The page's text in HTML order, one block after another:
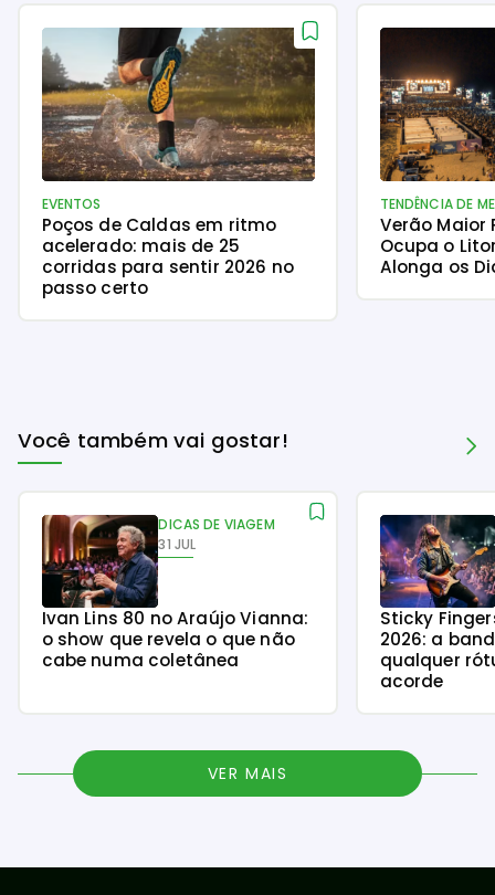
EVENTOS
Poços de Caldas em ritmo
acelerado: mais de 25
corridas para sentir 2026 no
passo certo
TENDÊNCIA DE
Verão Maior
Ocupa o
Alonga os
Você também vai gostar!
DICAS DE VIAGEM
31 JUL
Ivan Lins 80 no Araújo Vianna:
o show que revela o que não
cabe numa coletânea
Sticky
2026: a
qualquer
acorde
VER MAIS